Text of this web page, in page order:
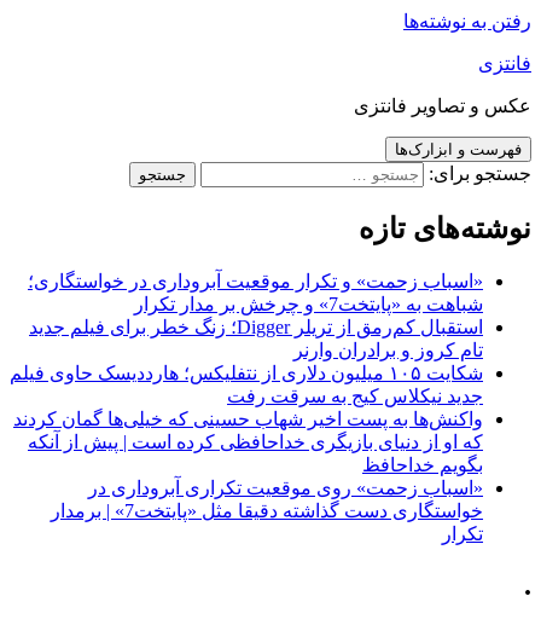
رفتن به نوشته‌ها
فانتزی
عکس و تصاویر فانتزی
فهرست و ابزارک‌ها
جستجو برای:
نوشته‌های تازه
«اسباب زحمت» و تکرار موقعیت آبروداری در خواستگاری؛
شباهت به «پایتخت7» و چرخش بر مدار تکرار
استقبال کم‌رمق از تریلر Digger؛ زنگ خطر برای فیلم جدید
تام کروز و برادران وارنر
شکایت ۱۰۵ میلیون دلاری از نتفلیکس؛ هارددیسک حاوی فیلم
جدید نیکلاس کیج به سرقت رفت
واکنش‌ها به پست اخیر شهاب حسینی که خیلی‌ها گمان کردند
که او از دنیای بازیگری خداحافظی کرده است | پیش از آنکه
بگویم خداحافظ
«اسباب زحمت» روی موقعیت تکراری آبروداری در
خواستگاری دست گذاشته دقیقا مثل «پایتخت7» | برمدار
تکرار
.